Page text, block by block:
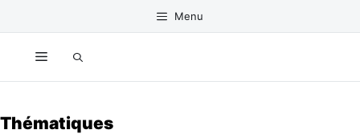
Menu
Menu
Thématiques